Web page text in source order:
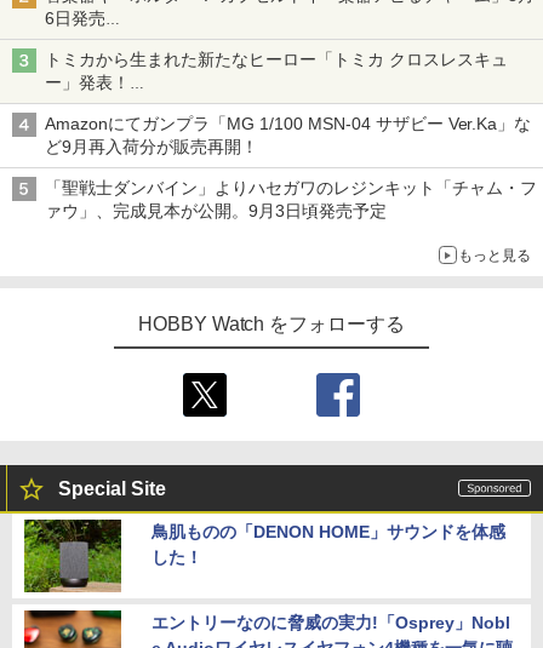
6日発売
チューバ、テナサクなど5種各3色
トミカから生まれた新たなヒーロー「トミカ クロスレスキュ
ー」発表！
詳細は後日公開予定
Amazonにてガンプラ「MG 1/100 MSN-04 サザビー Ver.Ka」な
ど9月再入荷分が販売再開！
「聖戦士ダンバイン」よりハセガワのレジンキット「チャム・フ
ァウ」、完成見本が公開。9月3日頃発売予定
もっと見る
HOBBY Watch をフォローする
Special Site
鳥肌ものの「DENON HOME」サウンドを体感
した！
エントリーなのに脅威の実力!「Osprey」Nobl